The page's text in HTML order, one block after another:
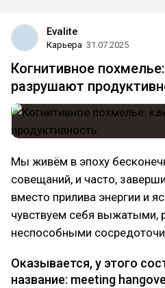
Evalite
Карьера 31.07.2025
Когнитивное
разрушают
Мы живём в эпоху
совещаний, и часто,
вместо прилива энергии и
чувствуем себя выжатыми,
неспособными
Оказывается, у этого
название: meeting